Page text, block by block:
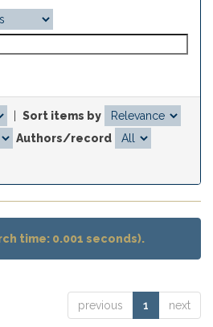
Sort items by
Authors/record
time: 0.001 seconds).
previous 1 next